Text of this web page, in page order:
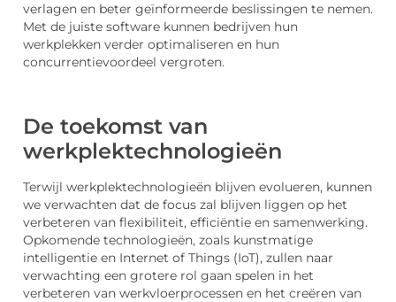
verlagen en beter geïnformeerde beslissingen te nemen.
Met de juiste software kunnen bedrijven hun
werkplekken verder optimaliseren en hun
concurrentievoordeel vergroten.
De toekomst van
werkplektechnologieën
Terwijl werkplektechnologieën blijven evolueren, kunnen
we verwachten dat de focus zal blijven liggen op het
verbeteren van flexibiliteit, efficiëntie en samenwerking.
Opkomende technologieën, zoals kunstmatige
intelligentie en Internet of Things (IoT), zullen naar
verwachting een grotere rol gaan spelen in het
verbeteren van werkvloerprocessen en het creëren van